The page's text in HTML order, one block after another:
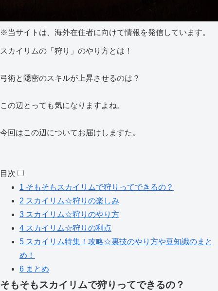
※当サイトは、海外在住者に向けて情報を発信しています。
スカイリムの「狩り」のやり方とは！
弓術と隠密のスキルが上昇させるのは？
この辺とっても気になりますよね。
今回はこの辺についてお届けしますた。
目次
1 そもそもスカイリムで狩りってできるの？
2 スカイリム☆狩りの楽しみ
3 スカイリム☆狩りのやり方
4 スカイリム☆狩りの利点
5 スカイリム特集！攻略☆裏技のやり方や豆知識のまと
め！
6 まとめ
そもそもスカイリムで狩りってできるの？